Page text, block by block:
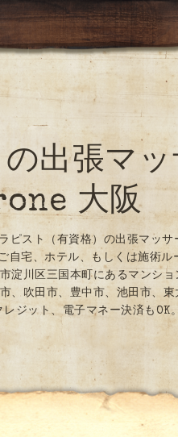
出張マッ
大阪
ピスト（有資格）の出張マッサ
自宅、ホテル、もしくは施術ル
淀川区三国本町にあるマンショ
、吹田市、豊中市、池田市、
ジット、電子マネー決済もOK